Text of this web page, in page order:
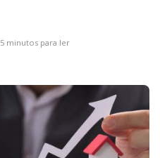
5 minutos para ler